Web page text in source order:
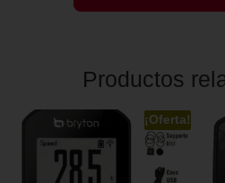
Productos
¡Oferta!